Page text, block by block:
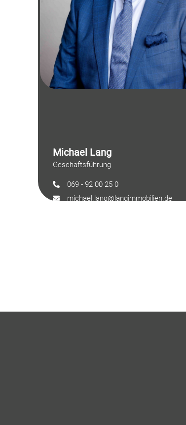
Michael Lang
Geschäftsführung
069 - 92 00 25 0
michael.lang@langimmobilien.de